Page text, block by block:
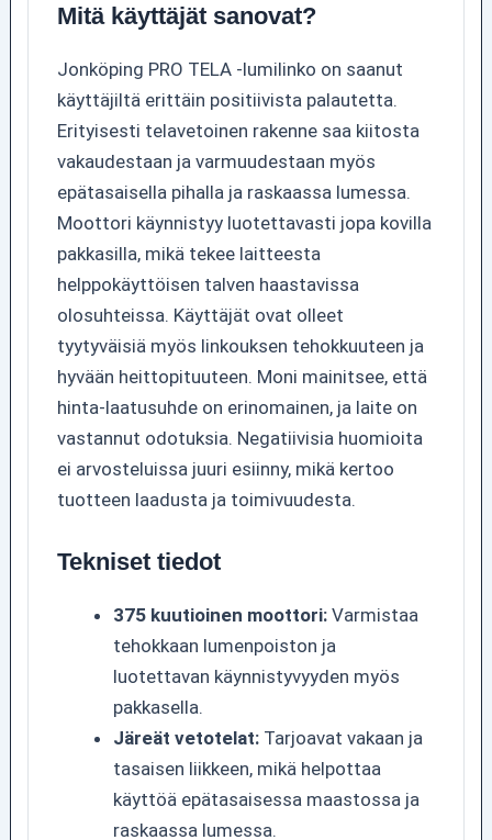
Mitä käyttäjät sanovat?
Jonköping PRO TELA -lumilinko on saanut
käyttäjiltä erittäin positiivista palautetta.
Erityisesti telavetoinen rakenne saa kiitosta
vakaudestaan ja varmuudestaan myös
epätasaisella pihalla ja raskaassa lumessa.
Moottori käynnistyy luotettavasti jopa kovilla
pakkasilla, mikä tekee laitteesta
helppokäyttöisen talven haastavissa
olosuhteissa. Käyttäjät ovat olleet
tyytyväisiä myös linkouksen tehokkuuteen ja
hyvään heittopituuteen. Moni mainitsee, että
hinta-laatusuhde on erinomainen, ja laite on
vastannut odotuksia. Negatiivisia huomioita
ei arvosteluissa juuri esiinny, mikä kertoo
tuotteen laadusta ja toimivuudesta.
Tekniset tiedot
375 kuutioinen moottori:Varmistaa
tehokkaan lumenpoiston ja
luotettavan käynnistyvyyden myös
pakkasella.
Järeät vetotelat:Tarjoavat vakaan ja
tasaisen liikkeen, mikä helpottaa
käyttöä epätasaisessa maastossa ja
raskaassa lumessa.